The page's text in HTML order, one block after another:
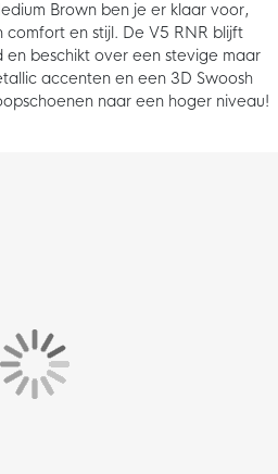
Brown ben je er klaar voor,
en stijl. De V5 RNR blijft
beschikt over een stevige maar
accenten en een 3D Swoosh
naar een hoger niveau!